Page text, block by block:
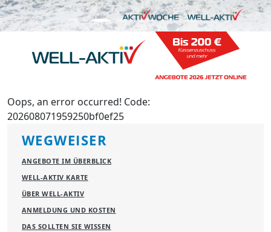
Oops, an error occurred! Code:
202608071959250bf0ef25
WEGWEISER
ANGEBOTE IM ÜBERBLICK
WELL-AKTIV KARTE
ÜBER WELL-AKTIV
ANMELDUNG UND KOSTEN
DAS SOLLTEN SIE WISSEN